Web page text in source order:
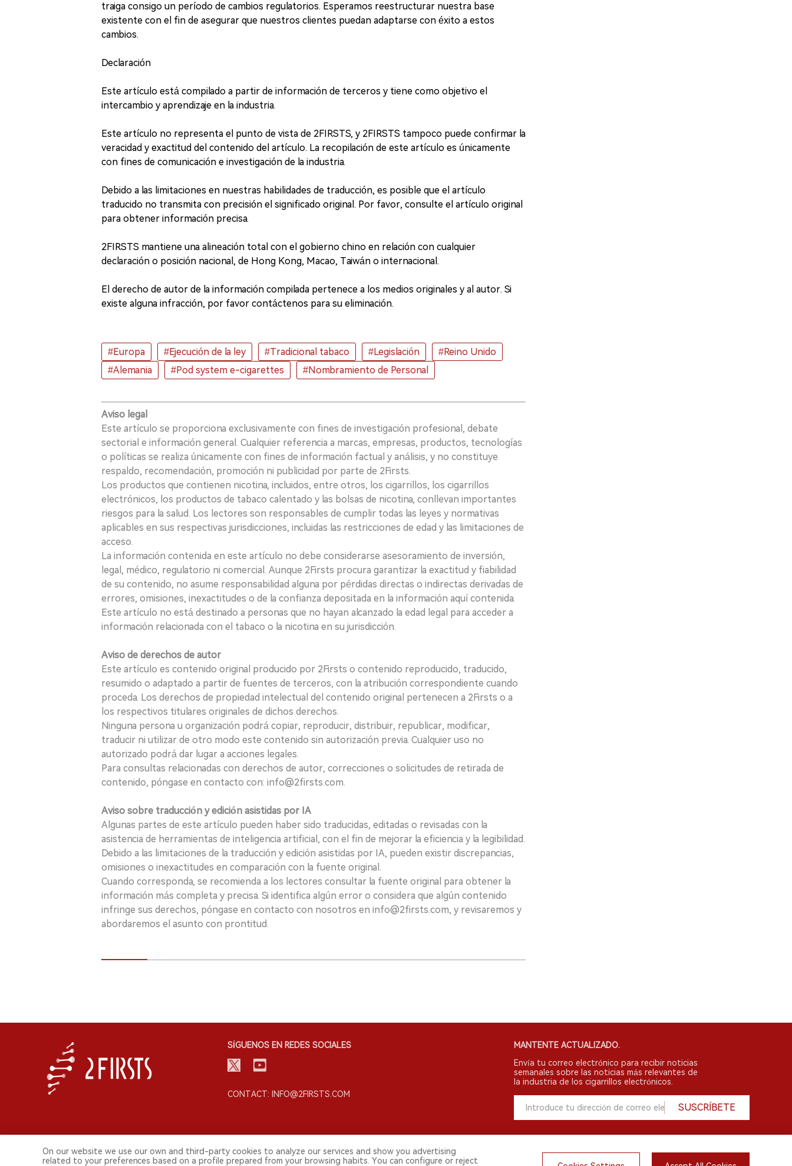
traiga consigo un período de cambios regulatorios. Esperamos reestructurar nuestra base
existente con el fin de asegurar que nuestros clientes puedan adaptarse con éxito a estos
cambios.
Declaración
Este artículo está compilado a partir de información de terceros y tiene como objetivo el
intercambio y aprendizaje en la industria.
Este artículo no representa el punto de vista de 2FIRSTS, y 2FIRSTS tampoco puede confirmar la
veracidad y exactitud del contenido del artículo. La recopilación de este artículo es únicamente
con fines de comunicación e investigación de la industria.
Debido a las limitaciones en nuestras habilidades de traducción, es posible que el artículo
traducido no transmita con precisión el significado original. Por favor, consulte el artículo original
para obtener información precisa.
2FIRSTS mantiene una alineación total con el gobierno chino en relación con cualquier
declaración o posición nacional, de Hong Kong, Macao, Taiwán o internacional.
El derecho de autor de la información compilada pertenece a los medios originales y al autor. Si
existe alguna infracción, por favor contáctenos para su eliminación.
#Europa #Ejecución de la ley #Tradicional tabaco #Legislación
#Reino Unido
#Alemania
#Pod system e-cigarettes #Nombramiento de Personal
Aviso legal
Este artículo se proporciona exclusivamente con fines de investigación profesional, debate
sectorial e información general. Cualquier referencia a marcas, empresas, productos, tecnologías
o políticas se realiza únicamente con fines de información factual y análisis, y no constituye
respaldo, recomendación, promoción ni publicidad por parte de 2Firsts.
Los productos que contienen nicotina, incluidos, entre otros, los cigarrillos, los cigarrillos
electrónicos, los productos de tabaco calentado y las bolsas de nicotina, conllevan importantes
riesgos para la salud. Los lectores son responsables de cumplir todas las leyes y normativas
aplicables en sus respectivas jurisdicciones, incluidas las restricciones de edad y las limitaciones de
acceso.
La información contenida en este artículo no debe considerarse asesoramiento de inversión,
legal, médico, regulatorio ni comercial. Aunque 2Firsts procura garantizar la exactitud y fiabilidad
de su contenido, no asume responsabilidad alguna por pérdidas directas o indirectas derivadas de
errores, omisiones, inexactitudes o de la confianza depositada en la información aquí contenida.
Este artículo no está destinado a personas que no hayan alcanzado la edad legal para acceder a
información relacionada con el tabaco o la nicotina en su jurisdicción.
Aviso de derechos de autor
Este artículo es contenido original producido por 2Firsts o contenido reproducido, traducido,
resumido o adaptado a partir de fuentes de terceros, con la atribución correspondiente cuando
proceda. Los derechos de propiedad intelectual del contenido original pertenecen a 2Firsts o a
los respectivos titulares originales de dichos derechos.
Ninguna persona u organización podrá copiar, reproducir, distribuir, republicar, modificar,
traducir ni utilizar de otro modo este contenido sin autorización previa. Cualquier uso no
autorizado podrá dar lugar a acciones legales.
Para consultas relacionadas con derechos de autor, correcciones o solicitudes de retirada de
contenido, póngase en contacto con: info@2firsts.com.
Aviso sobre traducción y edición asistidas por IA
Algunas partes de este artículo pueden haber sido traducidas, editadas o revisadas con la
asistencia de herramientas de inteligencia artificial, con el fin de mejorar la eficiencia y la legibilidad.
Debido a las limitaciones de la traducción y edición asistidas por IA, pueden existir discrepancias,
omisiones o inexactitudes en comparación con la fuente original.
Cuando corresponda, se recomienda a los lectores consultar la fuente original para obtener la
información más completa y precisa. Si identifica algún error o considera que algún contenido
infringe sus derechos, póngase en contacto con nosotros en info@2firsts.com, y revisaremos y
abordaremos el asunto con prontitud.
SÍGUENOS EN REDES SOCIALES
CONTACT: INFO@2FIRSTS.COM
MANTENTE ACTUALIZADO.
Envía tu correo electrónico para recibir noticias
semanales sobre las noticias más relevantes de
la industria de los cigarrillos electrónicos.
SUSCRÍBETE
On our website we use our own and third-party cookies to analyze our services and show you advertising
related to your preferences based on a profile prepared from your browsing habits. You can configure or reject